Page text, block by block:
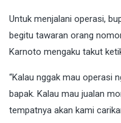
Untuk menjalani operasi,
begitu tawaran orang
Karnoto mengaku takut
“Kalau nggak mau operasi
bapak. Kalau mau jualan
tempatnya akan kami